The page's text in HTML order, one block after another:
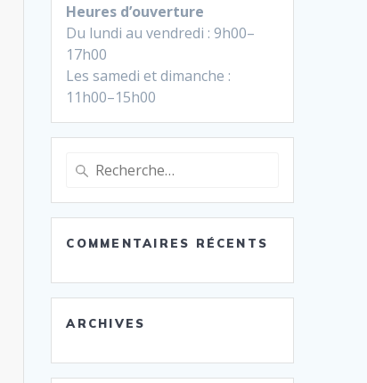
Heures d’ouverture
Du lundi au vendredi : 9h00–
17h00
Les samedi et dimanche :
11h00–15h00
Recherche
pour
:
COMMENTAIRES RÉCENTS
ARCHIVES